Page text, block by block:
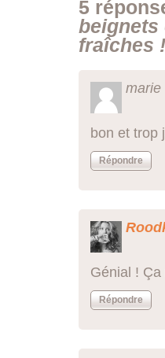
5
beignets
fraîches
marie
bon et trop
Répondre
Génial !
Répondre